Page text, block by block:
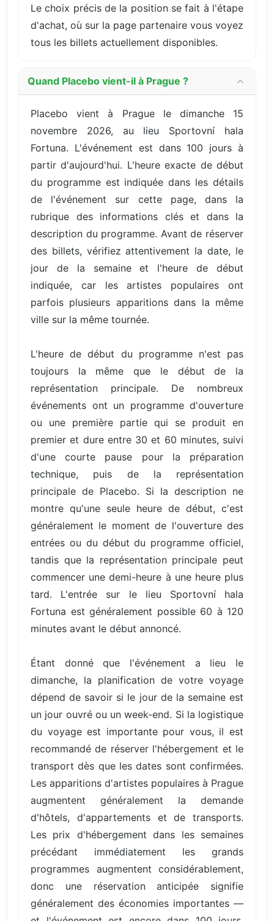
Le choix précis de la position se fait à l'étape
d'achat, où sur la page partenaire vous voyez
tous les billets actuellement disponibles.
Quand Placebo vient-il à Prague ?
Placebo vient à Prague le dimanche 15
novembre 2026, au lieu Sportovní hala
Fortuna. L'événement est dans 100 jours à
partir d'aujourd'hui. L'heure exacte de début
du programme est indiquée dans les détails
de l'événement sur cette page, dans la
rubrique des informations clés et dans la
description du programme. Avant de réserver
des billets, vérifiez attentivement la date, le
jour de la semaine et l'heure de début
indiquée, car les artistes populaires ont
parfois plusieurs apparitions dans la même
ville sur la même tournée.
L'heure de début du programme n'est pas
toujours la même que le début de la
représentation principale. De nombreux
événements ont un programme d'ouverture
ou une première partie qui se produit en
premier et dure entre 30 et 60 minutes, suivi
d'une courte pause pour la préparation
technique, puis de la représentation
principale de Placebo. Si la description ne
montre qu'une seule heure de début, c'est
généralement le moment de l'ouverture des
entrées ou du début du programme officiel,
tandis que la représentation principale peut
commencer une demi-heure à une heure plus
tard. L'entrée sur le lieu Sportovní hala
Fortuna est généralement possible 60 à 120
minutes avant le début annoncé.
Étant donné que l'événement a lieu le
dimanche, la planification de votre voyage
dépend de savoir si le jour de la semaine est
un jour ouvré ou un week-end. Si la logistique
du voyage est importante pour vous, il est
recommandé de réserver l'hébergement et le
transport dès que les dates sont confirmées.
Les apparitions d'artistes populaires à Prague
augmentent généralement la demande
d'hôtels, d'appartements et de transports.
Les prix d'hébergement dans les semaines
précédant immédiatement les grands
programmes augmentent considérablement,
donc une réservation anticipée signifie
généralement des économies importantes —